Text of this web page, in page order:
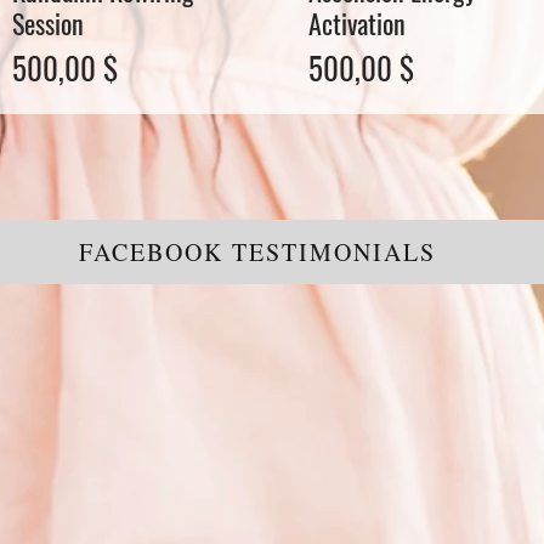
FACEBOOK TESTIMONIALS
Session
Preis
500,00 $
Activation
Preis
500,00 $